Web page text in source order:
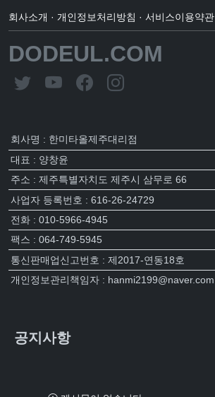
회사소개 · 개인정보처리방침 · 서비스이용약관
DODEUL.COM
회사명 : 한미타올제주대리점
대표 : 양창윤
주소 : 제주특별자치도 제주시 삼무로 66
사업자 등록번호 : 616-26-24729
전화 : 010-5966-4945
팩스 : 064-749-5945
통신판매업신고번호 : 제2017-연동18호
개인정보관리책임자 : hanmi2199@naver.com
공지사항